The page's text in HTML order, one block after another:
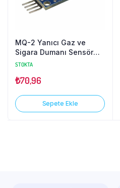
MQ-2 Yanıcı Gaz ve
Sigara Dumanı Sensör
Kartı
STOKTA
₺70,96
Sepete Ekle